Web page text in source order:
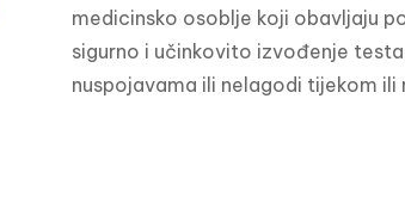
medicinsko osoblje koji obavljaju
sigurno i učinkovito izvođenje
nuspojavama ili nelagodi tijekom ili